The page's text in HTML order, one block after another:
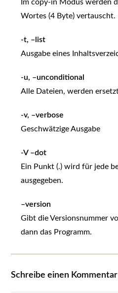
Im copy-in Modus werden
Wortes (4 Byte) vertauscht.
-t, –list
Ausgabe eines
-u, –unconditional
Alle Dateien, werden
-v, –verbose
Geschwätzige Ausgabe
-V –dot
Ein Punkt (.) wird für jede
ausgegeben.
–version
Gibt die Versionsnummer
dann das Programm.
Schreibe einen Kommentar